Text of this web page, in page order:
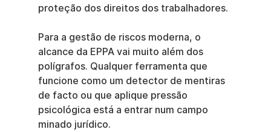
proteção dos direitos dos trabalhadores.
Para a gestão de riscos moderna, o
alcance da EPPA vai muito além dos
polígrafos. Qualquer ferramenta que
funcione como um detector de mentiras
de facto ou que aplique pressão
psicológica está a entrar num campo
minado jurídico.